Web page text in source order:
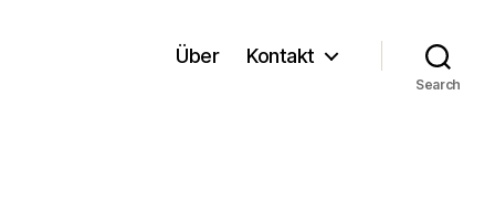
Über Kontakt
Search